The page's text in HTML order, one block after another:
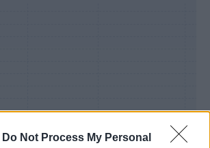
Do Not Process My Personal